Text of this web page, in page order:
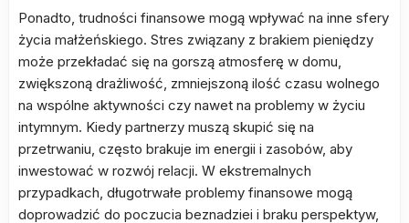
Ponadto, trudności finansowe mogą wpływać na inne sfery
życia małżeńskiego. Stres związany z brakiem pieniędzy
może przekładać się na gorszą atmosferę w domu,
zwiększoną drażliwość, zmniejszoną ilość czasu wolnego
na wspólne aktywności czy nawet na problemy w życiu
intymnym. Kiedy partnerzy muszą skupić się na
przetrwaniu, często brakuje im energii i zasobów, aby
inwestować w rozwój relacji. W ekstremalnych
przypadkach, długotrwałe problemy finansowe mogą
doprowadzić do poczucia beznadziei i braku perspektyw,